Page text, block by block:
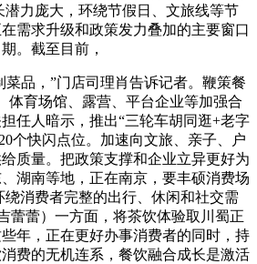
潜力庞大，环绕节假日、文旅线等节
需求升级和政策发力叠加的主要窗口
期。截至目前，
品，”门店司理肖告诉记者。鞭策餐
体育场馆、露营、平台企业等加强合
任人暗示，推出“三轮车胡同逛+老字
个快闪点位。加速向文旅、亲子、户
质量。把政策支撑和企业立异更好为
湖南等地，正在南京，要丰硕消费场
绕消费者完整的出行、休闲和社交需
蕾蕾）一方面，将茶饮体验取川蜀正
年，正在更好办事消费者的同时，持
费的无机连系，餐饮融合成长是激活